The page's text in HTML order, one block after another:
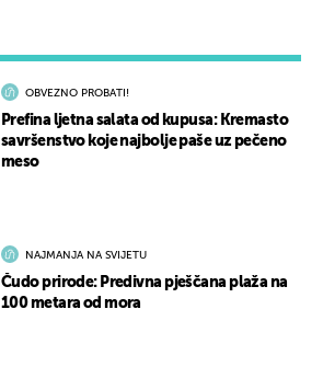
OBVEZNO PROBATI!
Prefina ljetna salata od kupusa: Kremasto
savršenstvo koje najbolje paše uz pečeno
meso
NAJMANJA NA SVIJETU
Čudo prirode: Predivna pješčana plaža na
100 metara od mora